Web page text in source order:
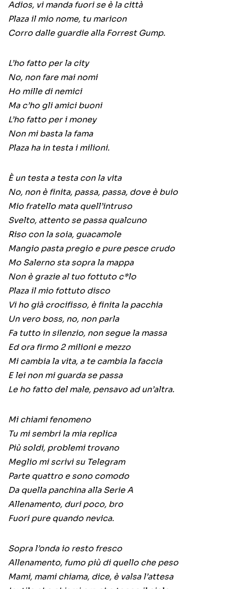
Adios, vi manda fuori se è la città
Plaza il mio nome, tu maricon
Corro dalle guardie alla Forrest Gump.
L’ho fatto per la city
No, non fare mai nomi
Ho mille di nemici
Ma c’ho gli amici buoni
L’ho fatto per i money
Non mi basta la fama
Plaza ha in testa i milioni.
È un testa a testa con la vita
No, non è finita, passa, passa, dove è buio
Mio fratello mata quell’intruso
Svelto, attento se passa qualcuno
Riso con la soia, guacamole
Mangio pasta pregio e pure pesce crudo
Mo Salerno sta sopra la mappa
Non è grazie al tuo fottuto c*lo
Plaza il mio fottuto disco
Vi ho già crocifisso, è finita la pacchia
Un vero boss, no, non parla
Fa tutto in silenzio, non segue la massa
Ed ora firmo 2 milioni e mezzo
Mi cambia la vita, a te cambia la faccia
E lei non mi guarda se passa
Le ho fatto del male, pensavo ad un’altra.
Mi chiami fenomeno
Tu mi sembri la mia replica
Più soldi, problemi trovano
Meglio mi scrivi su Telegram
Parte quattro e sono comodo
Da quella panchina alla Serie A
Allenamento, duri poco, bro
Fuori pure quando nevica.
Sopra l’onda io resto fresco
Allenamento, fumo più di quello che peso
Mami, mami chiama, dice, è valsa l’attesa